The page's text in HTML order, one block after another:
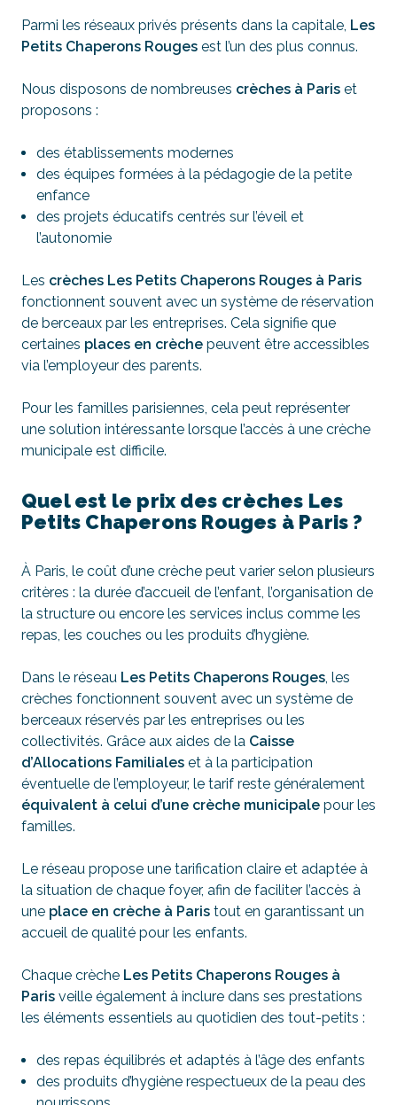
Parmi les réseaux privés présents dans la capitale, Les
Petits Chaperons Rouges est l’un des plus connus.
Nous disposons de nombreuses crèches à Paris et
proposons :
des établissements modernes
des équipes formées à la pédagogie de la petite
enfance
des projets éducatifs centrés sur l’éveil et
l’autonomie
Les crèches Les Petits Chaperons Rouges à Paris
fonctionnent souvent avec un système de réservation
de berceaux par les entreprises. Cela signifie que
certaines places en crèche peuvent être accessibles
via l’employeur des parents.
Pour les familles parisiennes, cela peut représenter
une solution intéressante lorsque l’accès à une crèche
municipale est difficile.
Quel est le prix des crèches Les
Petits Chaperons Rouges à Paris ?
À Paris, le coût d’une crèche peut varier selon plusieurs
critères : la durée d’accueil de l’enfant, l’organisation de
la structure ou encore les services inclus comme les
repas, les couches ou les produits d’hygiène.
Dans le réseau Les Petits Chaperons Rouges, les
crèches fonctionnent souvent avec un système de
berceaux réservés par les entreprises ou les
collectivités. Grâce aux aides de la Caisse
d’Allocations Familiales et à la participation
éventuelle de l’employeur, le tarif reste généralement
équivalent à celui d’une crèche municipale pour les
familles.
Le réseau propose une tarification claire et adaptée à
la situation de chaque foyer, afin de faciliter l’accès à
une place en crèche à Paris tout en garantissant un
accueil de qualité pour les enfants.
Chaque crèche Les Petits Chaperons Rouges à
Paris veille également à inclure dans ses prestations
les éléments essentiels au quotidien des tout-petits :
des repas équilibrés et adaptés à l’âge des enfants
des produits d’hygiène respectueux de la peau des